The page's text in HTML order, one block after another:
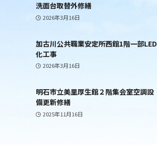
洗面台取替外修繕
2026年3月16日
加古川公共職業安定所西館1階一部LED
化工事
2026年3月16日
明石市立美里厚生館２階集会室空調設
備更新修繕
2025年11月16日